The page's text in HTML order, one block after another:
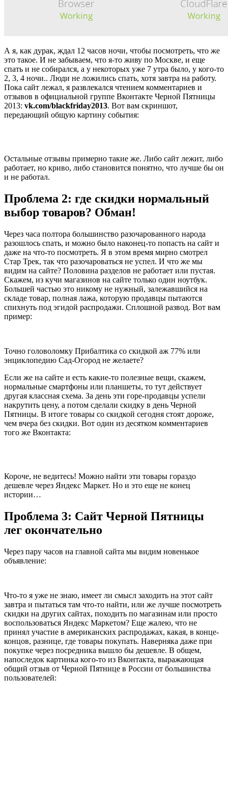
А я, как дурак, ждал 12 часов ночи, чтобы посмотреть, что же
это такое. И не забываем, что я-то живу по Москве, и еще
спать и не собирался, а у некоторых уже 7 утра было, у кого-то
2, 3, 4 ночи.. Люди не ложились спать, хотя завтра на работу.
Пока сайт лежал, я развлекался чтением комментариев и
отзывов в официальной группе Вконтакте Черной Пятницы
2013: vk.com/blackfriday2013. Вот вам скриншот,
передающий общую картину события:
Остальные отзывы примерно такие же. Либо сайт лежит, либо
работает, но криво, либо становится понятно, что лучше бы он
и не работал.
Проблема 2: где скидки нормальный
выбор товаров? Обман!
Через часа полтора большинство разочарованного народа
разошлось спать, и можно было наконец-то попасть на сайт и
даже на что-то посмотреть. Я в этом время мирно смотрел
Стар Трек, так что разочароваться не успел. И что же мы
видим на сайте? Половина разделов не работает или пустая.
Скажем, из кучи магазинов на сайте только один ноутбук.
Большей частью это никому не нужный, залежавшийся на
складе товар, полная лажа, которую продавцы пытаются
спихнуть под эгидой распродажи. Сплошной развод. Вот вам
пример:
Точно головоломку Прибалтика со скидкой аж 77% или
энциклопедию Сад-Огород не желаете?
Если же на сайте и есть какие-то полезные вещи, скажем,
нормальные смартфоны или планшеты, то тут действует
другая классная схема. За день эти горе-продавцы успели
накрутить цену, а потом сделали скидку в день Черной
Пятницы. В итоге товары со скидкой сегодня стоят дороже,
чем вчера без скидки. Вот один из десятком комментариев
того же Вконтакта:
Короче, не ведитесь! Можно найти эти товары гораздо
дешевле через Яндекс Маркет. Но и это еще не конец
истории…
Проблема 3: Сайт Черной Пятницы
лег окончательно
Через пару часов на главной сайта мы видим новенькое
объявление:
Что-то я уже не знаю, имеет ли смысл заходить на этот сайт
завтра и пытаться там что-то найти, или же лучше посмотреть
скидки на других сайтах, походить по магазинам или просто
воспользоваться Яндекс Маркетом? Еще жалею, что не
принял участие в американских распродажах, какая, в конце-
концов, разнице, где товары покупать. Наверняка даже при
покупке через посредника вышло бы дешевле. В общем,
напоследок картинка кого-то из Вконтакта, выражающая
общий отзыв от Черной Пятнице в России от большинства
пользователей: